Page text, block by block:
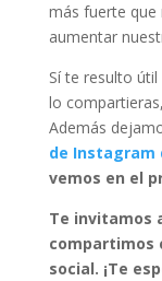
más fuerte que
aumentar
Sí te resulto
lo
Además
de Instagram
vemos en el
Te invitamos
compartimos
social. ¡Te